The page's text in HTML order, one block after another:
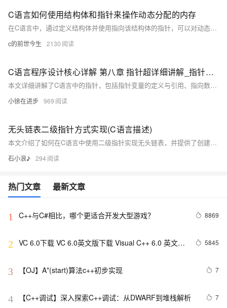
C语言如何使用结构体和指针来操作动态分配的内存
在C语言中，通过定义结构体并使用指向该结构体的指针，可以对动态分配的内存进行操作。首先利用 `malloc` 或 `calloc` 分配内存，然后通过指针访问和修改结构体成员，最后用 `free` 释放内存，实现资源的有效管理。
c的前世今生 2130
C语言程序设计核心详解 第八章 指针超详细讲解_指针变量_二维数组指针_指向字符串指针
本文详细讲解了C语言中的指针，包括指针变量的定义与引用、指向数组及字符串的指针变量等。首先介绍了指针变量的基本概念和定义格式，随后通过多个示例展示了如何使用指针变量来操作普通变量、数组和字符串。文章还深入探讨了指向函数的指针变量以及指针数组的概念，并解释了空指针的意义和使用场景。通过丰富的代码示例和图形化展示，帮助读者更好地理解和掌握C语言中的指针知识。
小徐在进步 969
无头链表二级指针方式实现(C语言描述)
本文介绍了如何在C语言中使用二级指针实现无头链表，并提供了创建节点、插入、删除、查找、销毁链表等操作的函数实现，以及一个示例程序来演示这些操作。
石小浪♪ 294
热门文章 最新文章
1 C++与C#相比，哪个更适合开发大型游戏？ 8869
2 VC 6.0下载 VC 6.0英文版下载 Visual C++ 6.0 英文企
5845
3 【OJ】A*(start)算法c++初步实现 7
4 【C++调试】深入探索C++调试：从DWARF到堆栈解析 7